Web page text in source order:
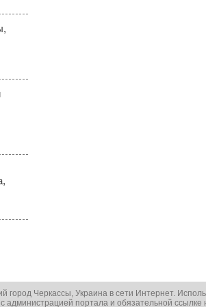
Черкассы, Украина в сети Интернет.
администрацией портала и обязательной ссылке